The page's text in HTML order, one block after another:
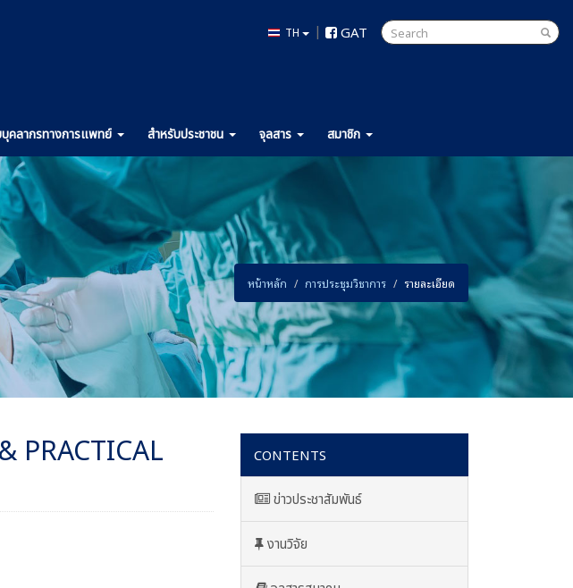
TH | GAT
บุคลากรทางการแพทย์ สำหรับประชาชน จุลสาร สมาชิก
หน้าหลัก การประชุมวิชาการ รายละเอียด
PRACTICAL
CONTENTS
ข่าวประชาสัมพันธ์
งานวิจัย